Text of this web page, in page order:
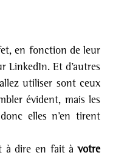
en fonction de leur
LinkedIn. Et d’autres
utiliser sont ceux
évident, mais les
elles n’en tirent
à dire en fait à votre